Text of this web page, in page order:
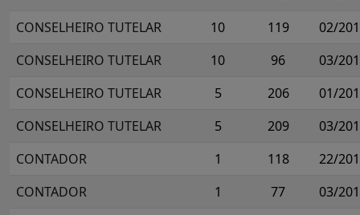
CONSELHEIRO TUTELAR
10 119
02/
CONSELHEIRO TUTELAR
10 96
03/
CONSELHEIRO TUTELAR
5 206
01/
CONSELHEIRO TUTELAR
5 209
03/
CONTADOR
1 118
22/
CONTADOR
1 77
03/